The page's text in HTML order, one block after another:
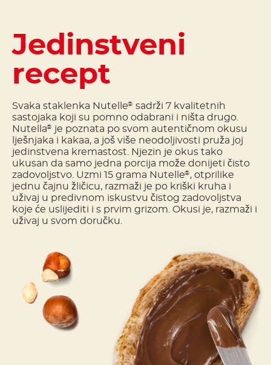
Jedinstveni
recept
Svaka staklenka Nutelle® sadrži 7 kvalitetnih
sastojaka koji su pomno odabrani i ništa drugo.
Nutella® je poznata po svom autentičnom okusu
lješnjaka i kakaa, a još više neodoljivosti pruža joj
jedinstvena kremastost. Njezin je okus tako
ukusan da samo jedna porcija može donijeti čisto
zadovoljstvo. Uzmi 15 grama Nutelle® , otprilike
jednu čajnu žličicu, razmaži je po kriški kruha i
uživaj u predivnom iskustvu čistog zadovoljstva
koje će uslijediti i s prvim grizom. Okusi je, razmaži i
uživaj u svom doručku.